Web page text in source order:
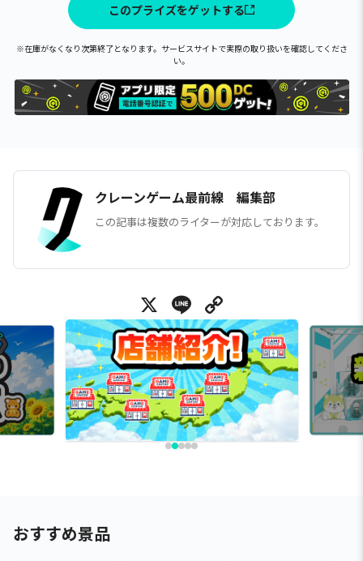
このプライズをゲットする
※在庫がなくなり次第終了となります。サービスサイトで実際の取り扱いを確認してくださ
い。
クレーンゲーム最前線 編集部
この記事は複数のライターが対応しております。
X Line
おすすめ景品